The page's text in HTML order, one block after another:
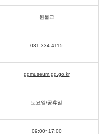
원불교
031-334-4115
ggmuseum.gg.go.kr
토요일/공휴일
09:00~17:00